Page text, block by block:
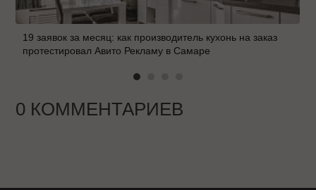
19 заявок за месяц: как производитель кухонь на заказ
протестировал Авито Рекламу в Самаре
0 КОММЕНТАРИЕВ